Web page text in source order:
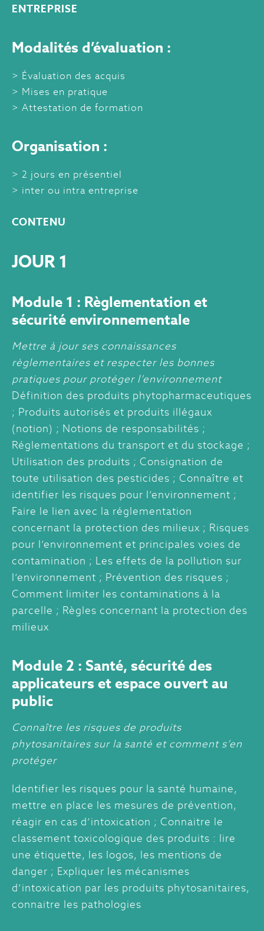
ENTREPRISE
Modalités d’évaluation :
Évaluation des acquis
Mises en pratique
Attestation de formation
Organisation :
2 jours en présentiel
inter ou intra entreprise
CONTENU
JOUR 1
Module 1 : Règlementation et
sécurité environnementale
Mettre à jour ses connaissances
règlementaires et respecter les bonnes
pratiques pour protéger l’environnement
Définition des produits phytopharmaceutiques
; Produits autorisés et produits illégaux
(notion) ; Notions de responsabilités ;
Réglementations du transport et du stockage ;
Utilisation des produits ; Consignation de
toute utilisation des pesticides ; Connaître et
identifier les risques pour l’environnement ;
Faire le lien avec la réglementation
concernant la protection des milieux ; Risques
pour l’environnement et principales voies de
contamination ; Les effets de la pollution sur
l’environnement ; Prévention des risques ;
Comment limiter les contaminations à la
parcelle ; Règles concernant la protection des
milieux
Module 2 : Santé, sécurité des
applicateurs et espace ouvert au
public
Connaître les risques de produits
phytosanitaires sur la santé et comment s’en
protéger
Identifier les risques pour la santé humaine,
mettre en place les mesures de prévention,
réagir en cas d’intoxication ; Connaitre le
classement toxicologique des produits : lire
une étiquette, les logos, les mentions de
danger ; Expliquer les mécanismes
d’intoxication par les produits phytosanitaires,
connaitre les pathologies